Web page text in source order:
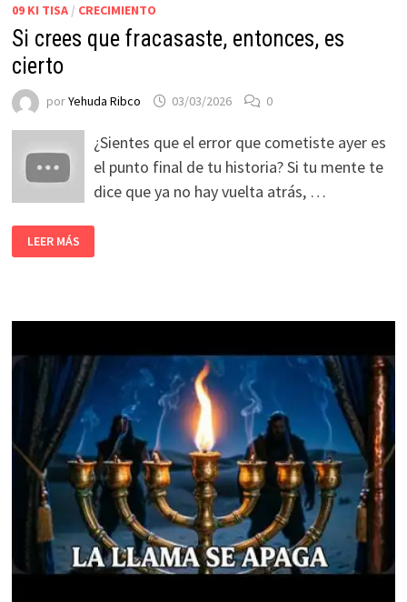
09 KI TISA/ CRECIMIENTO
Si crees que fracasaste, entonces, es
cierto
porYehuda Ribco 03/03/2026 0
¿Sientes que el error que cometiste ayer es
el punto final de tu historia? Si tu mente te
dice que ya no hay vuelta atrás, …
LEER MÁS